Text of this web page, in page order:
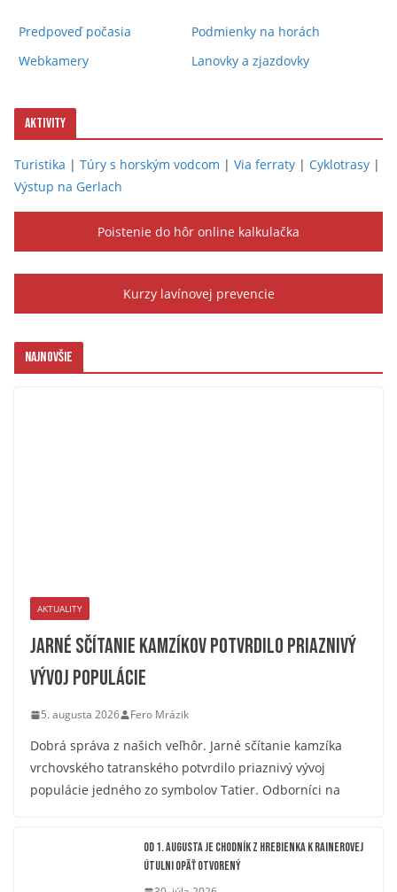
Predpoveď počasia
Webkamery
Podmienky na horách
Lanovky a zjazdovky
Aktivity
Turistika | Túry s horským vodcom | Via ferraty | Cyklotrasy |
Výstup na Gerlach
Poistenie do hôr online kalkulačka
Kurzy lavínovej prevencie
Najnovšie
AKTUALITY
Jarné sčítanie kamzíkov potvrdilo priaznivý
vývoj populácie
5. augusta 2026 Fero Mrázik
Dobrá správa z našich veľhôr. Jarné sčítanie kamzíka
vrchovského tatranského potvrdilo priaznivý vývoj
populácie jedného zo symbolov Tatier. Odborníci na
OD 1. AUGUSTA JE CHODNÍK Z HREBIENKA K RAINEROVEJ
ÚTULNI OPÄŤ OTVORENÝ